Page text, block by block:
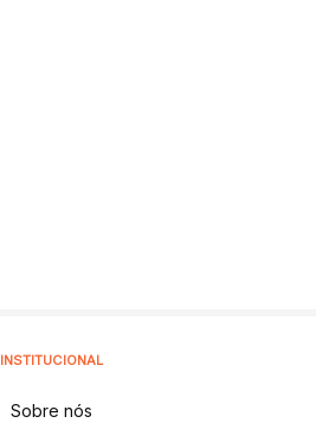
INSTITUCIONAL
Sobre nós